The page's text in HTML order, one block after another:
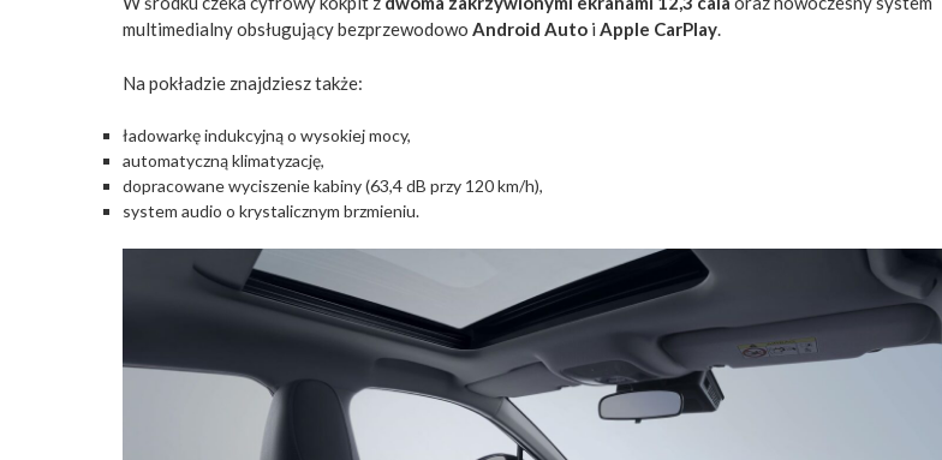
multimedialny obsługujący bezprzewodowo Android Auto i Apple CarPlay.
Na pokładzie znajdziesz także:
ładowarkę indukcyjną o wysokiej mocy,
automatyczną klimatyzację,
dopracowane wyciszenie kabiny (63,4 dB przy 120 km/h),
system audio o krystalicznym brzmieniu.